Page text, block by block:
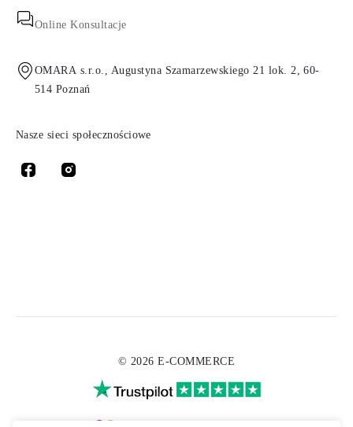
Online Konsultacje
OMARA s.r.o., Augustyna Szamarzewskiego 21 lok. 2, 60-
514 Poznań
Nasze sieci społecznościowe
© 2026 E-COMMERCE